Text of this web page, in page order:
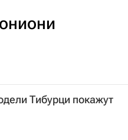
Тибурци покажут